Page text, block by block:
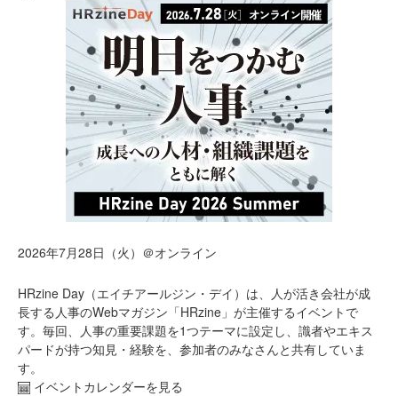
2026年7月28日（火）＠オンライン
HRzine Day（エイチアールジン・デイ）は、人が活き会社が成
長する人事のWebマガジン「HRzine」が主催するイベントで
す。毎回、人事の重要課題を1つテーマに設定し、識者やエキス
パードが持つ知見・経験を、参加者のみなさんと共有していま
す。
イベントカレンダーを見る